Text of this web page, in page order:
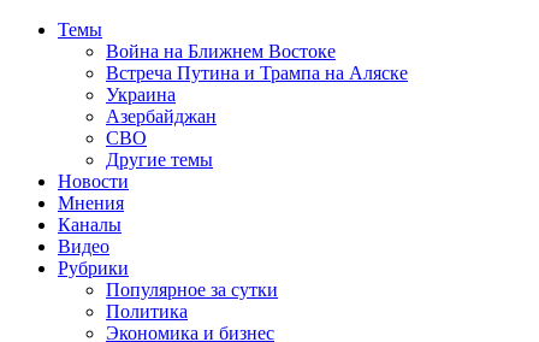
Темы
Война на Ближнем Востоке
Встреча Путина и Трампа на Аляске
Украина
Азербайджан
СВО
Другие темы
Новости
Мнения
Каналы
Видео
Рубрики
Популярное за сутки
Политика
Экономика и бизнес